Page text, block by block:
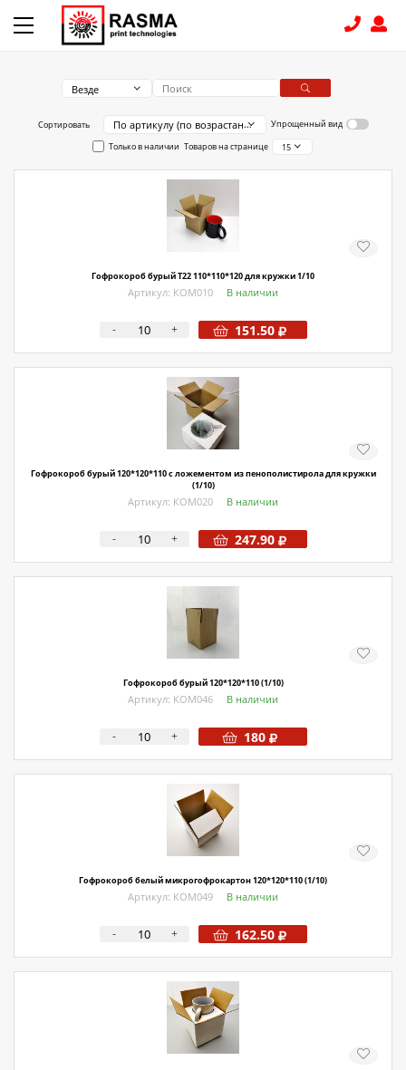
Как купить
Контакты
КОНТАКТЫ
8 (831) 414-15-19
Везде
Сортировать По артикулу (по возрастанию)
Упрощенный вид
Только в наличии Товаров на странице 15
Гофрокороб бурый Т22 110*110*120 для кружки 1/10
Артикул: КОМ010 В наличии
- + 151.50
Гофрокороб бурый 120*120*110 с ложементом из пенополистирола для кружки
(1/10)
Артикул: КОМ020 В наличии
- + 247.90
Гофрокороб бурый 120*120*110 (1/10)
Артикул: КОМ046 В наличии
- + 180
Гофрокороб белый микрогофрокартон 120*120*110 (1/10)
Артикул: КОМ049 В наличии
- + 162.50